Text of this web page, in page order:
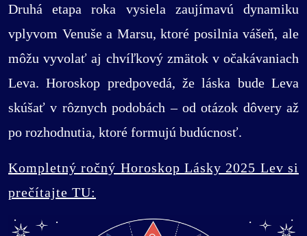
Druhá etapa roka vysiela zaujímavú dynamiku
vplyvom Venuše a Marsu, ktoré posilnia vášeň, ale
môžu vyvolať aj chvíľkový zmätok v očakávaniach
Leva. Horoskop predpovedá, že láska bude Leva
skúšať v rôznych podobách – od otázok dôvery až
po rozhodnutia, ktoré formujú budúcnosť.
Kompletný ročný Horoskop Lásky 2025 Lev si
prečítajte TU: